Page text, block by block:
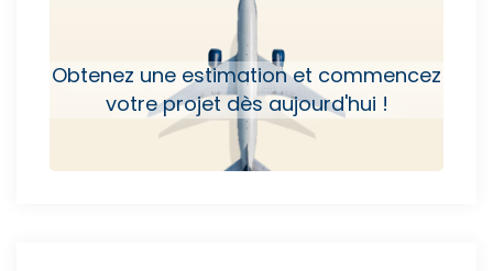
Obtenez une estimation et commencez
votre projet dès aujourd'hui !